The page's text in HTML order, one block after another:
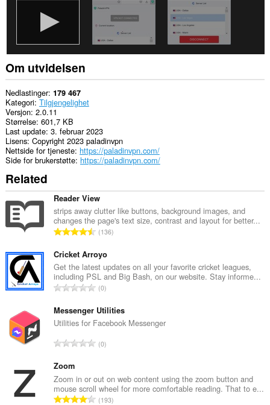
Om utvidelsen
Nedlastinger 179 467
Kategori Tilgjengelighet
Versjon 2.0.11
Størrelse 601,7 KB
Last update 3. februar 2023
Lisens Copyright 2023 paladinvpn
Nettside for tjeneste https://paladinvpn.com/
Side for brukerstøtte https://paladinvpn.com/
Related
Reader View
strips away clutter like buttons, background images, and
changes the page's text size, contrast and layout for better...
T
t
a
l
t
n
t
a
v
u
r
136
Cricket Arroyo
Get the latest updates on all your favorite cricket leagues,
including PSL and Big Bash, on our website. Stay informe...
T
t
a
t
t
a
0
Messenger Utilities
Utilities for Facebook Messenger
T
a
l
0
Zoom
Zoom in or out on web content using the zoom button and
mouse scroll wheel for more comfortable reading. That to e...
T193